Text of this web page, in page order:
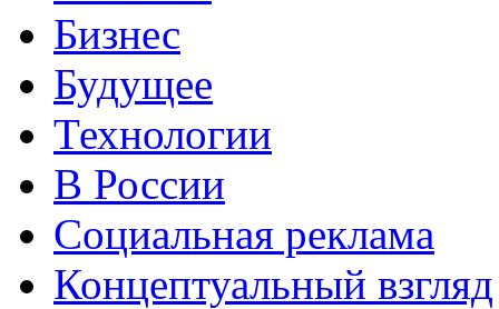
Бизнес
Будущее
Технологии
В России
Социальная реклама
Концептуальный взгляд